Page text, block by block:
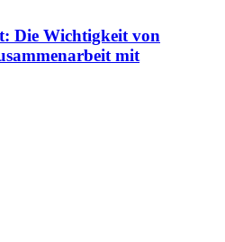
Die Wichtigkeit von
mit